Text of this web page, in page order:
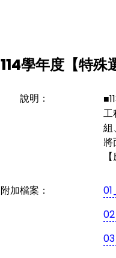
114學年度【特
說明：
工
組
將
附加檔案：